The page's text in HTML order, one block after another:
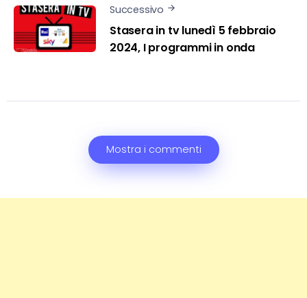
Successivo
Stasera in tv lunedì 5 febbraio
2024, I programmi in onda
Mostra i commenti